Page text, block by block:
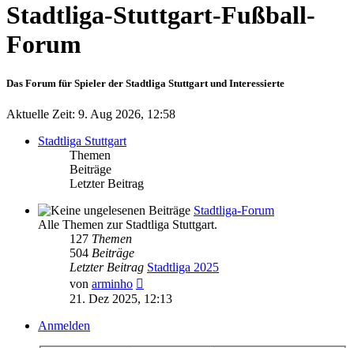
Stadtliga-Stuttgart-Fußball-
Forum
Das Forum für Spieler der Stadtliga Stuttgart und Interessierte
Aktuelle Zeit: 9. Aug 2026, 12:58
Stadtliga Stuttgart
Themen
Beiträge
Letzter Beitrag
Stadtliga-Forum
Alle Themen zur Stadtliga Stuttgart.
127 Themen
504 Beiträge
Letzter Beitrag Stadtliga 2025
von arminho
Beitrag
21. Dez 2025, 12:13
Anmelden